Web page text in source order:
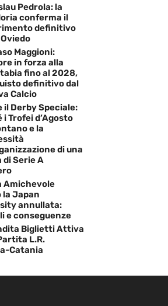
Pedrola: la
conferma il
definitivo
Maggioni:
in forza alla
fino al 2028,
definitivo dal
Calcio
il Derby Speciale:
i Trofei d’Agosto
e la
di una
Serie A
Amichevole
la Japan
annullata:
e conseguenze
Biglietti Attiva
L.R.
Catania